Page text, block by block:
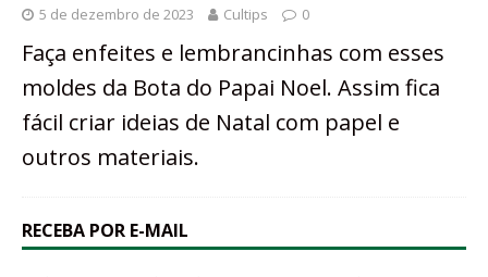
5 de dezembro de 2023 Cultips 0
Faça enfeites e lembrancinhas com esses
moldes da Bota do Papai Noel. Assim fica
fácil criar ideias de Natal com papel e
outros materiais.
RECEBA POR E-MAIL